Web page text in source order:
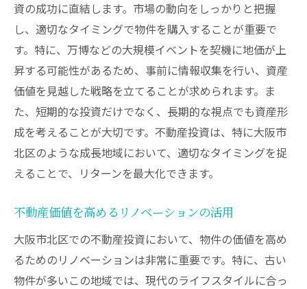
資の成功に直結します。市場の動向をしっかりと把握
し、適切なタイミングで物件を購入することが重要で
す。特に、万博などの大規模イベントを契機に地価が上
昇する可能性があるため、事前に情報収集を行い、資産
価値を見越した戦略を立てることが求められます。ま
た、短期的な投資だけでなく、長期的な視点でも資産形
成を考えることが大切です。不動産投資は、特に大阪市
北区のような成長地域において、適切なタイミングを捉
えることで、リターンを最大化できます。
不動産価値を高めるリノベーションの活用
大阪市北区での不動産投資において、物件の価値を高め
るためのリノベーションは非常に重要です。特に、古い
物件が多いこの地域では、現代のライフスタイルに合っ